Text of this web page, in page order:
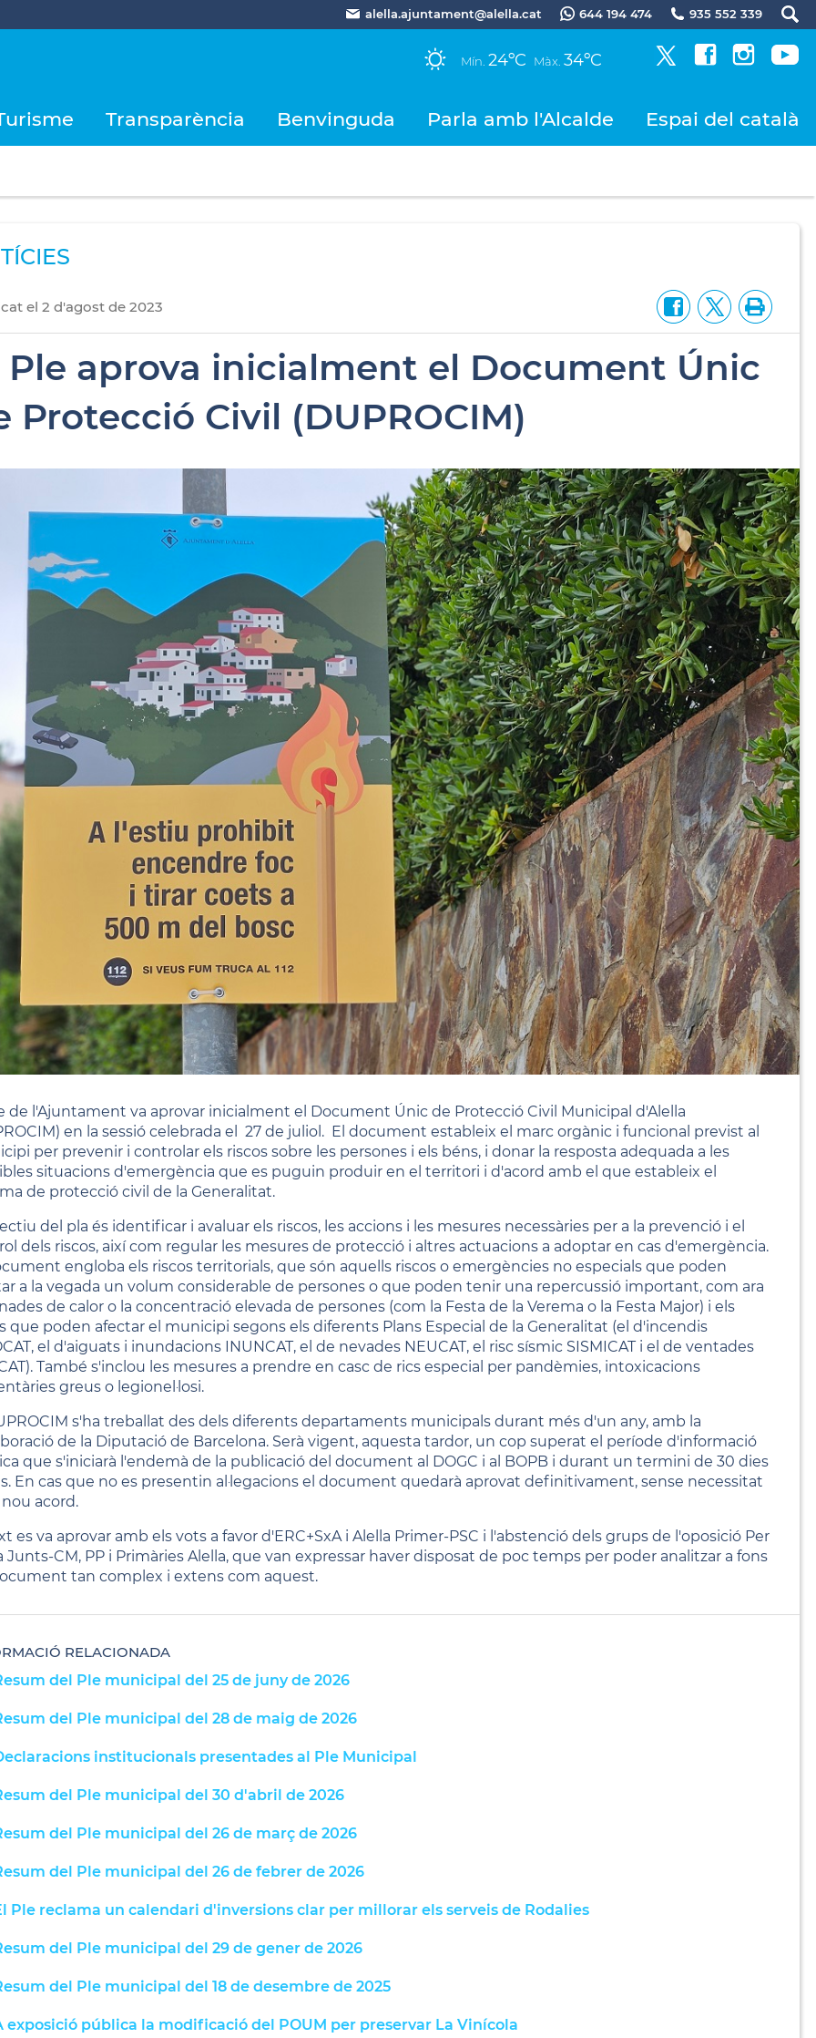
alella.ajuntament@alella.cat 644 194 474 935 552 339
Mín. 24ºC Màx. 34ºC
Transparència Benvinguda Parla amb l'Alcalde Espai del català
el 2 d'agost de2023
Ple aprova inicialment el Document Únic
Protecció Civil (DUPROCIM)
de l'Ajuntament va aprovar inicialment el Document Únic de Protecció Civil Municipal d'Alella
en la sessió celebrada el 27 de juliol. El document estableix el marc orgànic i funcional previst al
per prevenir i controlar els riscos sobre les persones i els béns, i donar la resposta adequada a les
situacions d'emergència que es puguin produir en el territori i d'acord amb el que estableix el
de protecció civil de la Generalitat.
del pla és identificar i avaluar els riscos, les accions i les mesures necessàries per a la prevenció i el
dels riscos, així com regular les mesures de protecció i altres actuacions a adoptar en cas d'emergència.
engloba els riscos territorials, que són aquells riscos o emergències no especials que poden
a la vegada un volum considerable de persones o que poden tenir una repercussió important, com ara
de calor o la concentració elevada de persones (com la Festa de la Verema o la Festa Major) i els
que poden afectar el municipi segons els diferents Plans Especial de la Generalitat (el d'incendis
el d'aiguats i inundacions INUNCAT, el de nevades NEUCAT, el risc sísmic SISMICAT i el de ventades
També s'inclou les mesures a prendre en casc de rics especial per pandèmies, intoxicacions
greus o legionel·losi.
s'ha treballat des dels diferents departaments municipals durant més d'un any, amb la
de la Diputació de Barcelona. Serà vigent, aquesta tardor, un cop superat el període d'informació
que s'iniciarà l'endemà de la publicació del document al DOGC i al BOPB i durant un termini de 30 dies
En cas que no es presentin al·legacions el document quedarà aprovat definitivament, sense necessitat
acord.
es va aprovar amb els vots a favor d'ERC+SxA i Alella Primer-PSC i l'abstenció dels grups de l'oposició Per
Junts-CM, PP i Primàries Alella, que van expressar haver disposat de poc temps per poder analitzar a fons
tan complex i extens com aquest.
RELACIONADA
del Ple municipal del 25 de juny de 2026
del Ple municipal del 28 de maig de 2026
institucionals presentades al Ple Municipal
del Ple municipal del 30 d'abril de 2026
del Ple municipal del 26 de març de 2026
del Ple municipal del 26 de febrer de 2026
Ple reclama un calendari d'inversions clar per millorar els serveis de Rodalies
del Ple municipal del 29 de gener de 2026
del Ple municipal del 18 de desembre de 2025
exposició pública la modificació del POUM per preservar La Vinícola